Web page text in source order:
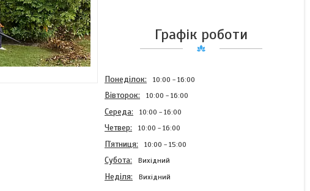
Графік роботи
Понеділок 10:00 16:00
Вівторок 10:00 16:00
Середа 10:00 16:00
Четвер 10:00 16:00
Пʼятниця 10:00 15:00
Субота Вихідний
Неділя Вихідний